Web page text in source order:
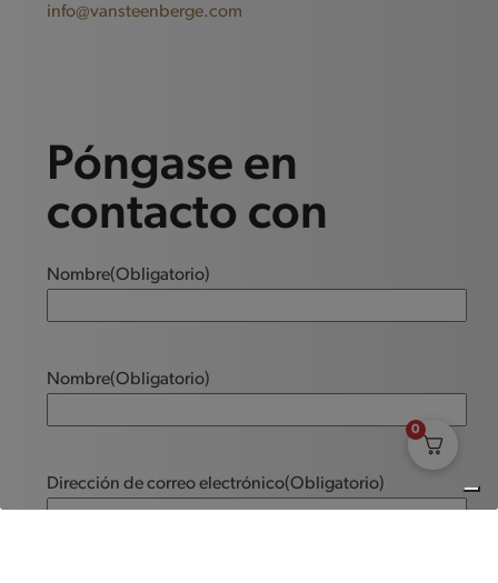
info@vansteenberge.com
Póngase en
contacto con
Nombre(Obligatorio)
Nombre(Obligatorio)
Dirección de correo electrónico(Obligatorio)
0